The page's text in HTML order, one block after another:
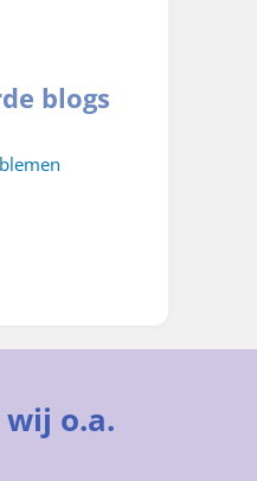
blogs
o.a.